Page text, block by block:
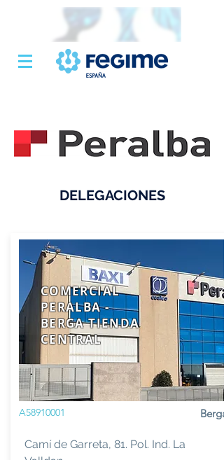
DELEGACIONES
COMERCIAL
PERALBA -
BERGA TIENDA
CENTRAL
A58910001 Berga
Camí de Garreta, 81. Pol. Ind. La